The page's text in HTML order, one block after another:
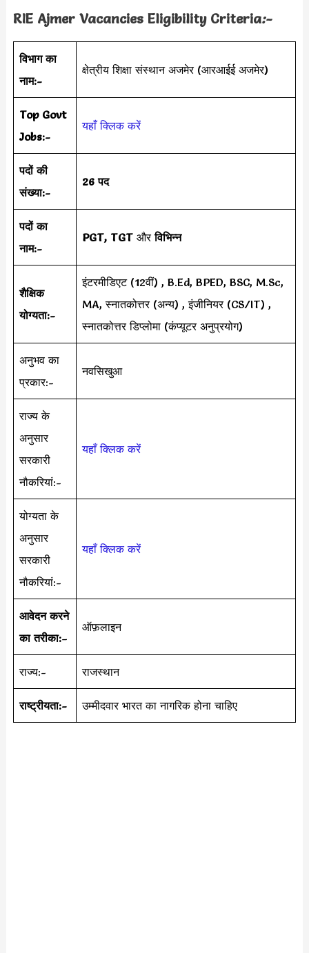
RIE Ajmer Vacancies Eligibility Criteria:-
विभाग का
नाम:-
क्षेत्रीय शिक्षा संस्थान अजमेर (आरआईई अजमेर)
Top Govt
Jobs:-
यहाँ क्लिक करें
पदों की
संख्या:-
26 पद
पदों का
नाम:-
PGT, TGT औरविभिन्न
शैक्षिक
योग्यता:-
इंटरमीडिएट (12वीं) , B.Ed, BPED, BSC, M.Sc,
MA, स्नातकोत्तर (अन्य) , इंजीनियर (CS/IT) ,
स्नातकोत्तर डिप्लोमा (कंप्यूटर अनुप्रयोग)
अनुभव का
प्रकार:-
नवसिखुआ
राज्य के
अनुसार
सरकारी
नौकरियां:-
यहाँ क्लिक करें
योग्यता के
अनुसार
सरकारी
नौकरियां:-
यहाँ क्लिक करें
आवेदन करने
का तरीका:–
ऑफ़लाइन
राज्य:- राजस्थान
राष्ट्रीयता:- उम्मीदवार भारत का नागरिक होना चाहिए